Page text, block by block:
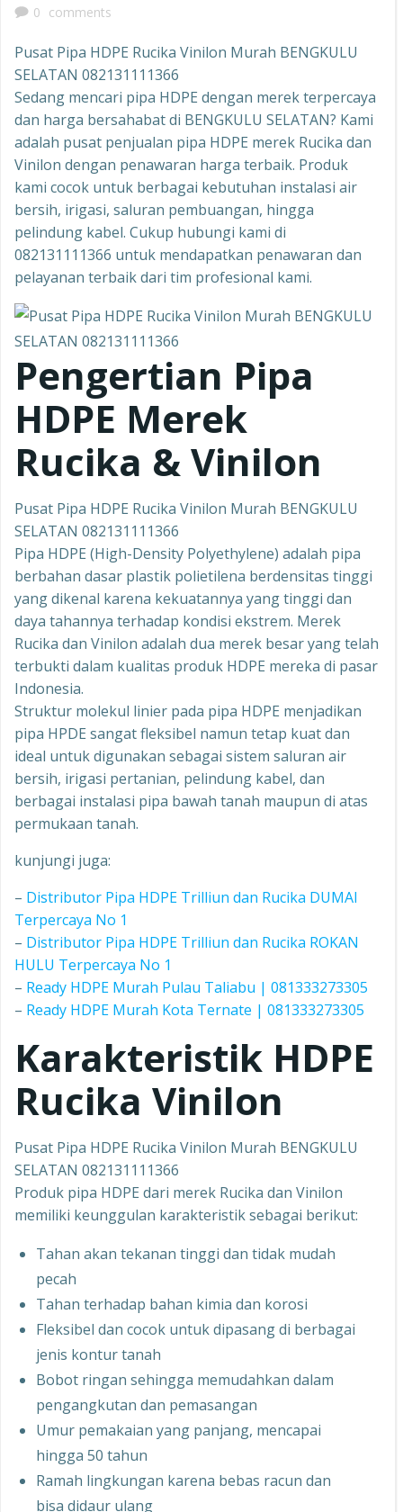
0 comments
Pusat Pipa HDPE Rucika Vinilon Murah BENGKULU
SELATAN 082131111366
Sedang mencari pipa HDPE dengan merek terpercaya
dan harga bersahabat di BENGKULU SELATAN? Kami
adalah pusat penjualan pipa HDPE merek Rucika dan
Vinilon dengan penawaran harga terbaik. Produk
kami cocok untuk berbagai kebutuhan instalasi air
bersih, irigasi, saluran pembuangan, hingga
pelindung kabel. Cukup hubungi kami di
082131111366 untuk mendapatkan penawaran dan
pelayanan terbaik dari tim profesional kami.
Pengertian Pipa
HDPE Merek
Rucika & Vinilon
Pusat Pipa HDPE Rucika Vinilon Murah BENGKULU
SELATAN 082131111366
Pipa HDPE (High-Density Polyethylene) adalah pipa
berbahan dasar plastik polietilena berdensitas tinggi
yang dikenal karena kekuatannya yang tinggi dan
daya tahannya terhadap kondisi ekstrem. Merek
Rucika dan Vinilon adalah dua merek besar yang telah
terbukti dalam kualitas produk HDPE mereka di pasar
Indonesia.
Struktur molekul linier pada pipa HDPE menjadikan
pipa HPDE sangat fleksibel namun tetap kuat dan
ideal untuk digunakan sebagai sistem saluran air
bersih, irigasi pertanian, pelindung kabel, dan
berbagai instalasi pipa bawah tanah maupun di atas
permukaan tanah.
kunjungi juga:
– Distributor Pipa HDPE Trilliun dan Rucika DUMAI
Terpercaya No 1
– Distributor Pipa HDPE Trilliun dan Rucika ROKAN
HULU Terpercaya No 1
– Ready HDPE Murah Pulau Taliabu | 081333273305
– Ready HDPE Murah Kota Ternate | 081333273305
Karakteristik HDPE
Rucika Vinilon
Pusat Pipa HDPE Rucika Vinilon Murah BENGKULU
SELATAN 082131111366
Produk pipa HDPE dari merek Rucika dan Vinilon
memiliki keunggulan karakteristik sebagai berikut:
Tahan akan tekanan tinggi dan tidak mudah
pecah
Tahan terhadap bahan kimia dan korosi
Fleksibel dan cocok untuk dipasang di berbagai
jenis kontur tanah
Bobot ringan sehingga memudahkan dalam
pengangkutan dan pemasangan
Umur pemakaian yang panjang, mencapai
hingga 50 tahun
Ramah lingkungan karena bebas racun dan
bisa didaur ulang